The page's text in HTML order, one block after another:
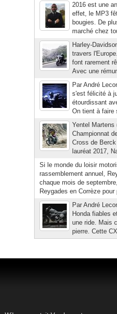
2016 est une
effet, le MP3
bougies. De
marché chez
Harley-
travers
font rarement
Avec une
Par André
s'est félicité à
étourdissant
On tient à faire
Yentel Martens
Championnat
Cross de
lauréat 2017,
Si le monde du loisir
rassemblement annuel,
chaque mois de
Reygades en Corrèze pour
Par André
Honda fiables
une ride. Mais
pierre. Cette